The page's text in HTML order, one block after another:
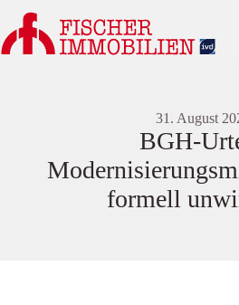
Inhalt
springen
31. August
BGH-
formell